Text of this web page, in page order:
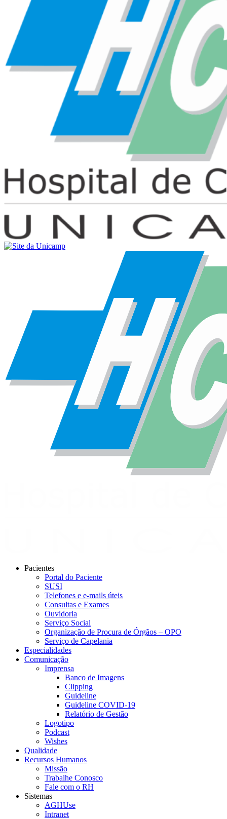
Pacientes
Portal do Paciente
SUSI
Telefones e e-mails úteis
Consultas e Exames
Ouvidoria
Serviço Social
Organização de Procura de Órgãos – OPO
Serviço de Capelania
Especialidades
Comunicação
Imprensa
Banco de Imagens
Clipping
Guideline
Guideline COVID-19
Relatório de Gestão
Logotipo
Podcast
Wishes
Qualidade
Recursos Humanos
Missão
Trabalhe Conosco
Fale com o RH
Sistemas
AGHUse
Intranet